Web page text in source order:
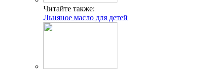
Читайте также:
Льняное масло для детей